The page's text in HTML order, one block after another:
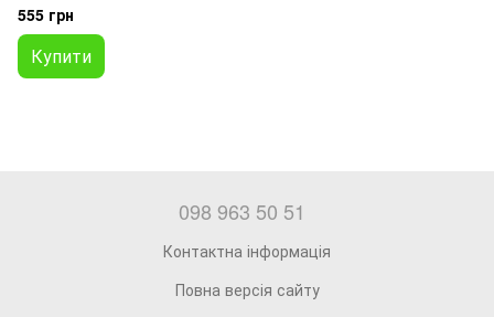
555 грн
Купити
098 963 50 51
Контактна інформація
Повна версія сайту